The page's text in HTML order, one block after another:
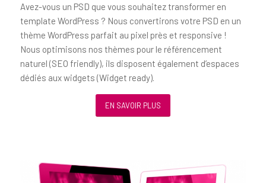
Avez-vous un PSD que vous souhaitez transformer en
template WordPress ? Nous convertirons votre PSD en un
thème WordPress parfait au pixel près et responsive !
Nous optimisons nos thèmes pour le référencement
naturel (SEO friendly), ils disposent également d’espaces
dédiés aux widgets (Widget ready).
EN SAVOIR PLUS